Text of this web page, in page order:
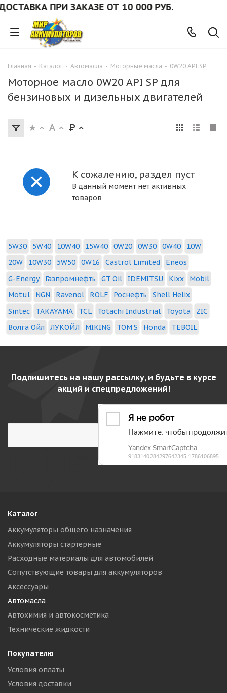
ПРИ ЗАКАЗЕ ОТ 10 000 РУБ.
Главная - Каталог - Автомасла - Моторные масла - 0W20 API SP
Моторное масло 0W20 API SP для
бензиновых и дизельных двигателей
К сожалению, раздел пуст
В данный момент нет активных
товаров
5W30 5W40 10W40 15W40 0W20 0W30 0W40
10W
20W
10W30 5W50 0W16 Castrol Limited
Eneos
G-Energy
Газпромнефть GT Oil IDEMITSU Kixx
Mobil
Motul
NGN Ravenol ROLF Роснефть
Shell Helix
Sintec
TAKAYAMA TCL Totachi Industrial Toyota
ZIC
Волга Ойл
ЛУКОЙЛ MIKING TOM'S Honda TEBOIL
Подпишитесь на нашу рассылку, и будьте в курсе
акций и спецпредложений!
Каталог
Аккумуляторы общего назначения
Аккумуляторы стартерные
Расходные материалы для автомобилей
Сопутствующие товары для аккумуляторов
Аксессуары
Автомасла
Автохимия и автокосметика
Технические жидкости
Покупателю
Условия оплаты
Условия доставки